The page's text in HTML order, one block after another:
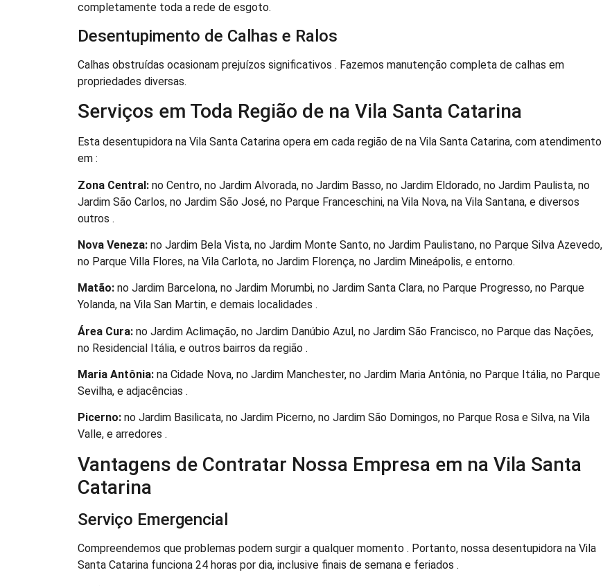
completamente toda a rede de esgoto.
Desentupimento de Calhas e Ralos
Calhas obstruídas ocasionam prejuízos significativos . Fazemos manutenção completa de calhas em
propriedades diversas.
Serviços em Toda Região de na Vila Santa Catarina
Esta desentupidora na Vila Santa Catarina opera em cada região de na Vila Santa Catarina, com atendimento
em :
Zona Central: no Centro, no Jardim Alvorada, no Jardim Basso, no Jardim Eldorado, no Jardim Paulista, no
Jardim São Carlos, no Jardim São José, no Parque Franceschini, na Vila Nova, na Vila Santana, e diversos
outros .
Nova Veneza: no Jardim Bela Vista, no Jardim Monte Santo, no Jardim Paulistano, no Parque Silva Azevedo,
no Parque Villa Flores, na Vila Carlota, no Jardim Florença, no Jardim Mineápolis, e entorno.
Matão: no Jardim Barcelona, no Jardim Morumbi, no Jardim Santa Clara, no Parque Progresso, no Parque
Yolanda, na Vila San Martin, e demais localidades .
Área Cura: no Jardim Aclimação, no Jardim Danúbio Azul, no Jardim São Francisco, no Parque das Nações,
no Residencial Itália, e outros bairros da região .
Maria Antônia: na Cidade Nova, no Jardim Manchester, no Jardim Maria Antônia, no Parque Itália, no Parque
Sevilha, e adjacências .
Picerno: no Jardim Basilicata, no Jardim Picerno, no Jardim São Domingos, no Parque Rosa e Silva, na Vila
Valle, e arredores .
Vantagens de Contratar Nossa Empresa em na Vila Santa
Catarina
Serviço Emergencial
Compreendemos que problemas podem surgir a qualquer momento . Portanto, nossa desentupidora na Vila
Santa Catarina funciona 24 horas por dia, inclusive finais de semana e feriados .